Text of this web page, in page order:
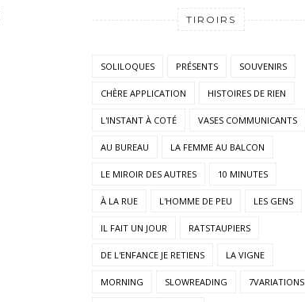
TIROIRS
SOLILOQUES PRÉSENTS SOUVENIRS
CHÈRE APPLICATION HISTOIRES DE RIEN
L'INSTANT À COTÉ VASES COMMUNICANTS
AU BUREAU LA FEMME AU BALCON
LE MIROIR DES AUTRES 10 MINUTES
À LA RUE L'HOMME DE PEU LES GENS
IL FAIT UN JOUR RATSTAUPIERS
DE L'ENFANCE JE RETIENS LA VIGNE
MORNING SLOWREADING 7VARIATIONS